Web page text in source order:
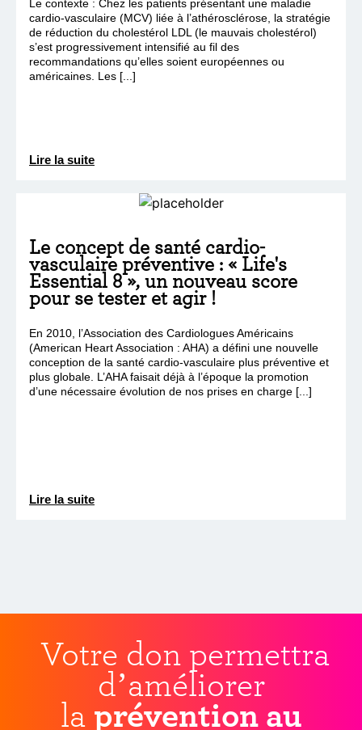
Le contexte : Chez les patients présentant une maladie
cardio-vasculaire (MCV) liée à l’athérosclérose, la stratégie
de réduction du cholestérol LDL (le mauvais cholestérol)
s’est progressivement intensifié au fil des
recommandations qu’elles soient européennes ou
américaines. Les [...]
Lire la suite
Le concept de santé cardio-
vasculaire préventive : « Life's
Essential 8 », un nouveau score
pour se tester et agir !
En 2010, l’Association des Cardiologues Américains
(American Heart Association : AHA) a défini une nouvelle
conception de la santé cardio-vasculaire plus préventive et
plus globale. L’AHA faisait déjà à l’époque la promotion
d’une nécessaire évolution de nos prises en charge [...]
Lire la suite
Votre don permettra
d’améliorer
la prévention au